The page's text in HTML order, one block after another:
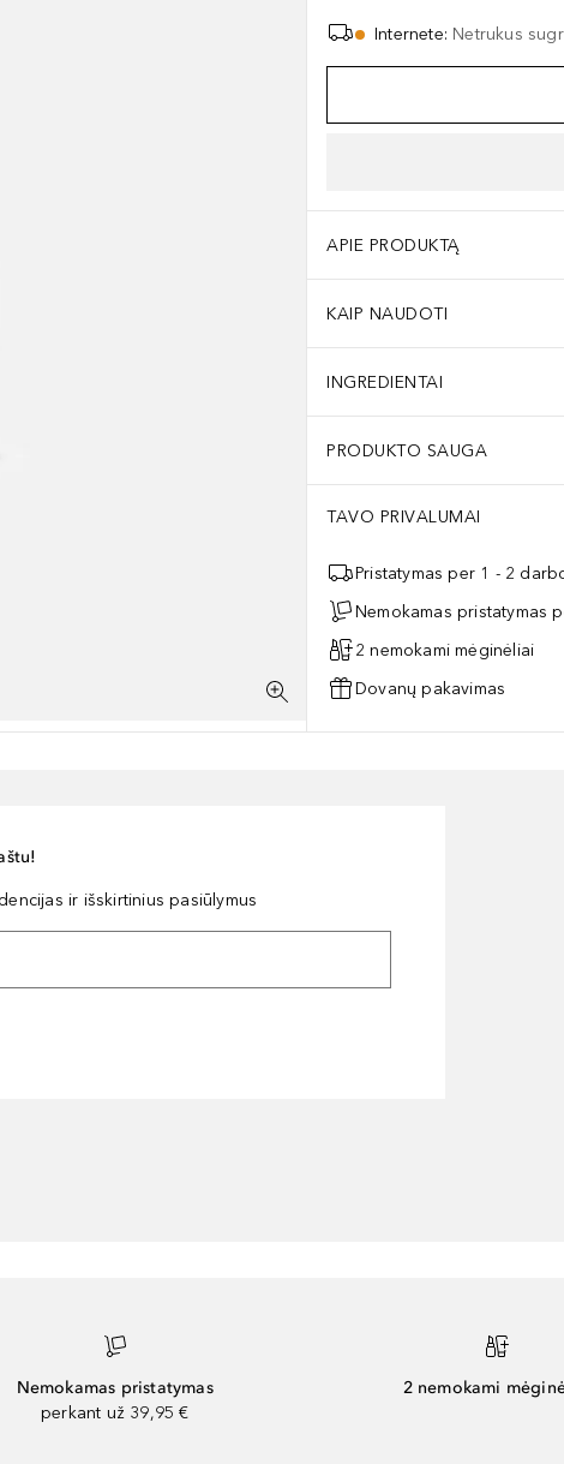
Internete: Netrukus
APIE PRODUKTĄ
KAIP NAUDOTI
INGREDIENTAI
PRODUKTO SAUGA
TAVO PRIVALUMAI
Pristatymas per 1 - 2
Nemokamas pristatymas
2 nemokami mėginėliai
Dovanų pakavimas
ir išskirtinius pasiūlymus
Nemokamas pristatymas
perkant už 39,95 €
2 nemokami